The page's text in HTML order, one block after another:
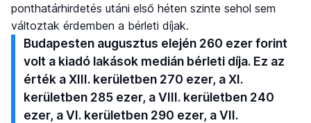
ponthatárhirdetés utáni első héten szinte sehol sem
változtak érdemben a bérleti díjak.
Budapesten augusztus elején 260 ezer forint
volt a kiadó lakások medián bérleti díja. Ez az
érték a XIII. kerületben 270 ezer, a XI.
kerületben 285 ezer, a VIII. kerületben 240
ezer, a VI. kerületben 290 ezer, a VII.